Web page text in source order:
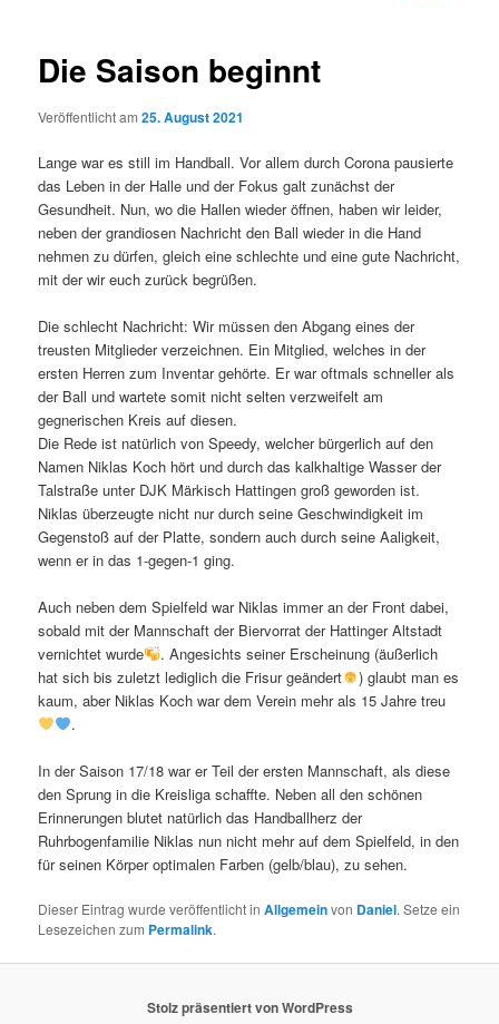
Die Saison beginnt
Veröffentlicht am25. August 2021
Lange war es still im Handball. Vor allem durch Corona pausierte
das Leben in der Halle und der Fokus galt zunächst der
Gesundheit. Nun, wo die Hallen wieder öffnen, haben wir leider,
neben der grandiosen Nachricht den Ball wieder in die Hand
nehmen zu dürfen, gleich eine schlechte und eine gute Nachricht,
mit der wir euch zurück begrüßen.
Die schlecht Nachricht: Wir müssen den Abgang eines der
treusten Mitglieder verzeichnen. Ein Mitglied, welches in der
ersten Herren zum Inventar gehörte. Er war oftmals schneller als
der Ball und wartete somit nicht selten verzweifelt am
gegnerischen Kreis auf diesen.
Die Rede ist natürlich von Speedy, welcher bürgerlich auf den
Namen Niklas Koch hört und durch das kalkhaltige Wasser der
Talstraße unter DJK Märkisch Hattingen groß geworden ist.
Niklas überzeugte nicht nur durch seine Geschwindigkeit im
Gegenstoß auf der Platte, sondern auch durch seine Aaligkeit,
wenn er in das 1-gegen-1 ging.
Auch neben dem Spielfeld war Niklas immer an der Front dabei,
sobald mit der Mannschaft der Biervorrat der Hattinger Altstadt
vernichtet wurde
. Angesichts seiner Erscheinung (äußerlich
hat sich bis zuletzt lediglich die Frisur geändert
) glaubt man es
kaum, aber Niklas Koch war dem Verein mehr als 15 Jahre treu
.
In der Saison 17/18 war er Teil der ersten Mannschaft, als diese
den Sprung in die Kreisliga schaffte. Neben all den schönen
Erinnerungen blutet natürlich das Handballherz der
Ruhrbogenfamilie Niklas nun nicht mehr auf dem Spielfeld, in den
für seinen Körper optimalen Farben (gelb/blau), zu sehen.
Dieser Eintrag wurde veröffentlicht inAllgemeinvon Daniel. Setze ein
Lesezeichen zum Permalink.
Stolz präsentiert von WordPress